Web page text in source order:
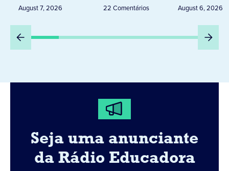
August 7, 2026 22 Comentários
Peru
August 6, 2026
Seja uma anunciante
da Rádio Educadora